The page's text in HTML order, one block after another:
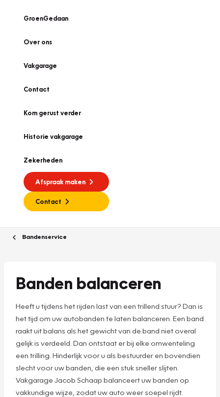
GroenGedaan
Over ons
Vakgarage
Contact
Kom gerust verder
Historie vakgarage
Zekerheden
Afspraak maken
Contact
Bandenservice
Banden balanceren
Heeft u tijdens het rijden last van een trillend stuur? Dan is
het tijd om uw autobanden te laten balanceren. Een band
raakt uit balans als het gewicht van de band niet overal
gelijk is verdeeld. Dan ontstaat er bij elke omwenteling
een trilling. Hinderlijk voor u als bestuurder en bovendien
slecht voor uw banden, die een stuk sneller slijten.
Vakgarage Jacob Schaap balanceert uw banden op
vakkundige wijze, zodat uw auto weer soepel rijdt.